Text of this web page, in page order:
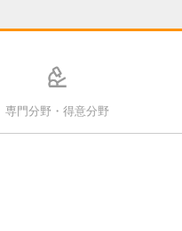
専門分野・得意分野